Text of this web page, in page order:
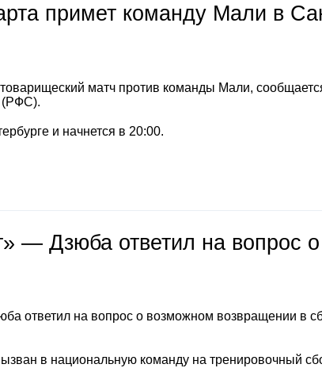
примет команду Мали в
матч против команды Мали,
(РФС).
и начнется в 20:00.
— Дзюба ответил на вопрос о
ответил на вопрос о возможном возвращении в
в национальную команду на тренировочный